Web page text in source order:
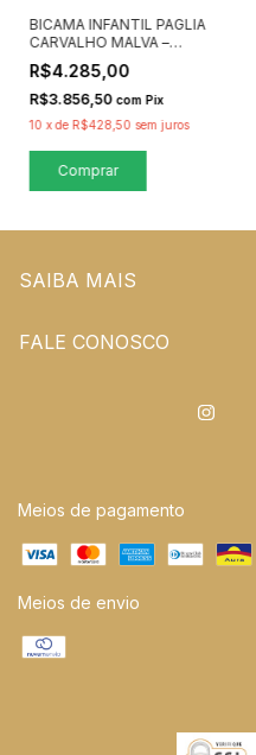
BICAMA INFANTIL PAGLIA
CARVALHO MALVA –
QUATER MÓVEIS
R$4.285,00
R$3.856,50 com Pix
10 xde R$428,50 sem juros
SAIBA MAIS
FALE CONOSCO
Meios de pagamento
Meios de envio